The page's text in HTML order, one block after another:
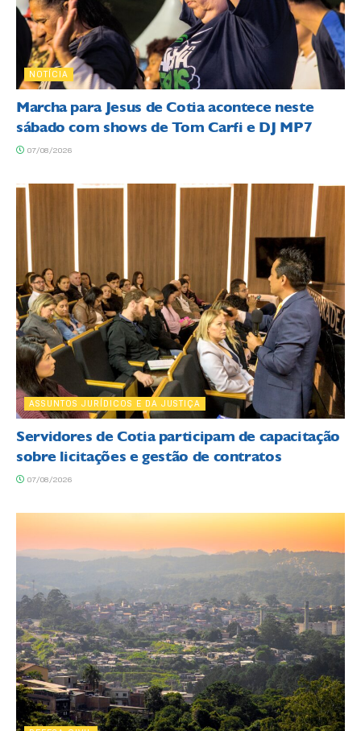
NOTÍCIA
Marcha para Jesus de Cotia acontece neste
sábado com shows de Tom Carfi e DJ MP7
07/08/2026
ASSUNTOS JURÍDICOS E DA JUSTIÇA
Servidores de Cotia participam de capacitação
sobre licitações e gestão de contratos
07/08/2026